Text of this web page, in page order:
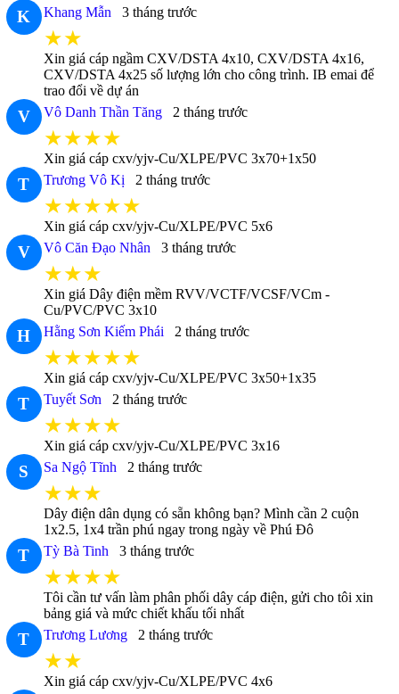
K Khang Mẫn 3 tháng trước
★★
Xin giá cáp ngầm CXV/DSTA 4x10, CXV/DSTA 4x16,
CXV/DSTA 4x25 số lượng lớn cho công trình. IB emai để
trao đổi về dự án
V Vô Danh Thần Tăng 2 tháng trước
★★★★
Xin giá cáp cxv/yjv-Cu/XLPE/PVC 3x70+1x50
T Trương Vô Kị 2 tháng trước
★★★★★
Xin giá cáp cxv/yjv-Cu/XLPE/PVC 5x6
V Vô Căn Đạo Nhân 3 tháng trước
★★★
Xin giá Dây điện mềm RVV/VCTF/VCSF/VCm -
Cu/PVC/PVC 3x10
H Hằng Sơn Kiếm Phái 2 tháng trước
★★★★★
Xin giá cáp cxv/yjv-Cu/XLPE/PVC 3x50+1x35
T Tuyết Sơn 2 tháng trước
★★★★
Xin giá cáp cxv/yjv-Cu/XLPE/PVC 3x16
S Sa Ngộ Tĩnh 2 tháng trước
★★★
Dây điện dân dụng có sẵn không bạn? Mình cần 2 cuộn
1x2.5, 1x4 trần phú ngay trong ngày về Phú Đô
T Tỳ Bà Tinh 3 tháng trước
★★★★
Tôi cần tư vấn làm phân phối dây cáp điện, gửi cho tôi xin
bảng giá và mức chiết khấu tối nhất
T Trương Lương 2 tháng trước
★★
Xin giá cáp cxv/yjv-Cu/XLPE/PVC 4x6